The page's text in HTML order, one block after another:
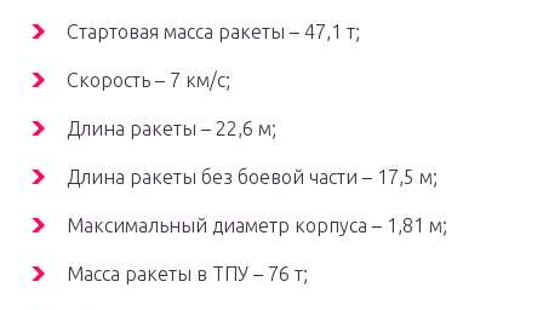
Стартовая масса ракеты – 47,1 т;
Скорость – 7 км/с;
Длина ракеты – 22,6 м;
Длина ракеты без боевой части – 17,5 м;
Максимальный диаметр корпуса – 1,81 м;
Масса ракеты в ТПУ – 76 т;